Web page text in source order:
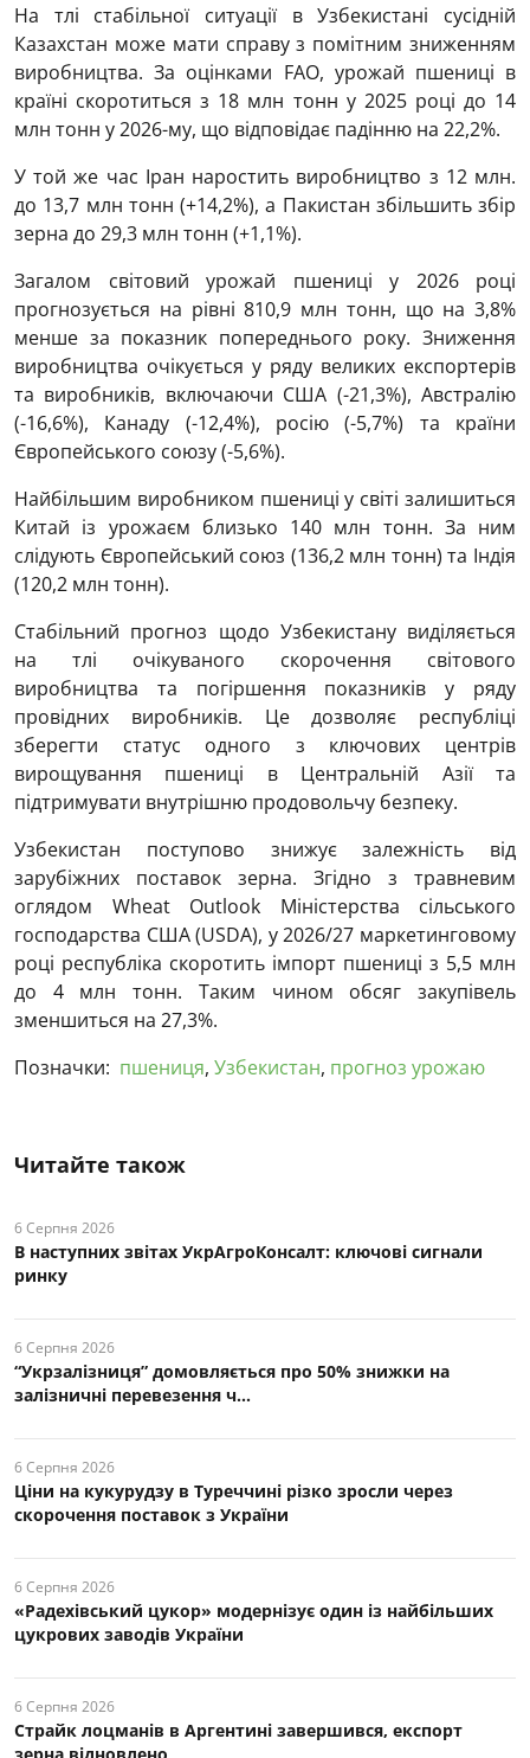
На тлі стабільної ситуації в Узбекистані сусідній
Казахстан може мати справу з помітним зниженням
виробництва. За оцінками FAO, урожай пшениці в
країні скоротиться з 18 млн тонн у 2025 році до 14
млн тонн у 2026-му, що відповідає падінню на 22,2%.
У той же час Іран наростить виробництво з 12 млн.
до 13,7 млн тонн (+14,2%), а Пакистан збільшить збір
зерна до 29,3 млн тонн (+1,1%).
Загалом світовий урожай пшениці у 2026 році
прогнозується на рівні 810,9 млн тонн, що на 3,8%
менше за показник попереднього року. Зниження
виробництва очікується у ряду великих експортерів
та виробників, включаючи США (-21,3%), Австралію
(-16,6%), Канаду (-12,4%), росію (-5,7%) та країни
Європейського союзу (-5,6%).
Найбільшим виробником пшениці у світі залишиться
Китай із урожаєм близько 140 млн тонн. За ним
слідують Європейський союз (136,2 млн тонн) та Індія
(120,2 млн тонн).
Стабільний прогноз щодо Узбекистану виділяється
на тлі очікуваного скорочення світового
виробництва та погіршення показників у ряду
провідних виробників. Це дозволяє республіці
зберегти статус одного з ключових центрів
вирощування пшениці в Центральній Азії та
підтримувати внутрішню продовольчу безпеку.
Узбекистан поступово знижує залежність від
зарубіжних поставок зерна. Згідно з травневим
оглядом Wheat Outlook Міністерства сільського
господарства США (USDA), у 2026/27 маркетинговому
році республіка скоротить імпорт пшениці з 5,5 млн
до 4 млн тонн. Таким чином обсяг закупівель
зменшиться на 27,3%.
Позначки: пшениця, Узбекистан, прогноз урожаю
Читайте також
6 Серпня 2026
В наступних звітах УкрАгроКонсалт: ключові cигнали
ринку
6 Серпня 2026
“Укрзалізниця” домовляється про 50% знижки на
залізничні перевезення ч...
6 Серпня 2026
Ціни на кукурудзу в Туреччині різко зросли через
скорочення поставок з України
6 Серпня 2026
«Радехівський цукор» модернізує один із найбільших
цукрових заводів України
6 Серпня 2026
Страйк лоцманів в Аргентині завершився, експорт
зерна відновлено